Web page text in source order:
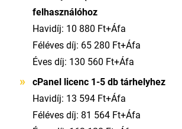
felhasználóhoz
Havidíj: 10 880 Ft+Áfa
Féléves díj: 65 280 Ft+Áfa
Éves díj: 130 560 Ft+Áfa
cPanel licenc 1-5 db tárhelyhez
Havidíj: 13 594 Ft+Áfa
Féléves díj: 81 564 Ft+Áfa